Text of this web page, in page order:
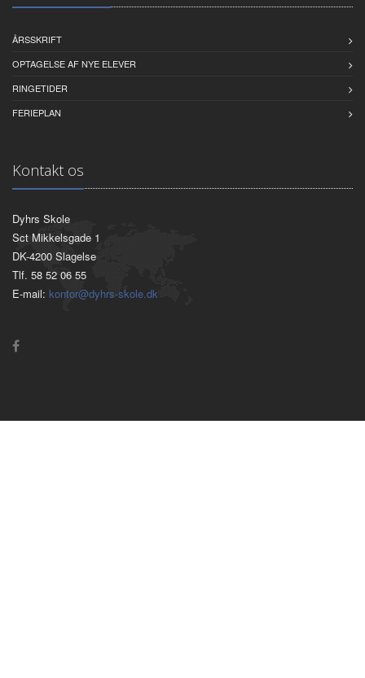
ÅRSSKRIFT
OPTAGELSE AF NYE ELEVER
RINGETIDER
FERIEPLAN
Kontakt os
Dyhrs Skole
Sct Mikkelsgade 1
DK-4200 Slagelse
Tlf. 58 52 06 55
E-mail: kontor@dyhrs-skole.dk